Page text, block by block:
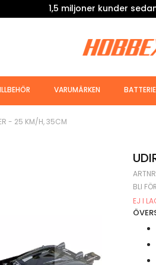
1,5 miljoner kunder
VARUMÄRKEN
- 25 KM/H, 35CM
ARTNR
BLI
EJ I